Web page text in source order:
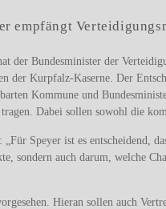
empfängt
der Bundesminister der
der Kurpfalz-Kaserne. Der
Kommune und
Dabei sollen sowohl die
Speyer ist es entscheidend,
sondern auch darum, welche
Hieran sollen auch